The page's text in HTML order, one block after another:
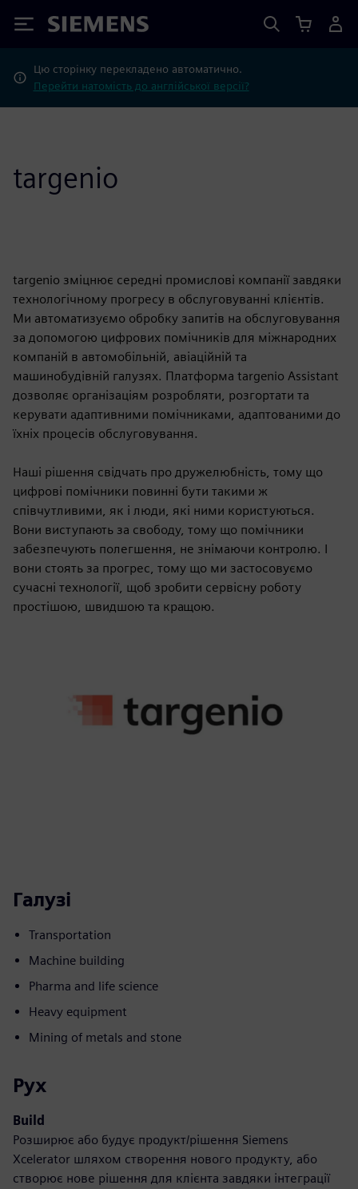
Siemens
Цю сторінку перекладено автоматично.
Перейти натомість до англійської версії?
targenio
targenio зміцнює середні промислові компанії завдяки
технологічному прогресу в обслуговуванні клієнтів.
Ми автоматизуємо обробку запитів на обслуговування
за допомогою цифрових помічників для міжнародних
компаній в автомобільній, авіаційній та
машинобудівній галузях. Платформа targenio Assistant
дозволяє організаціям розробляти, розгортати та
керувати адаптивними помічниками, адаптованими до
їхніх процесів обслуговування.
Наші рішення свідчать про дружелюбність, тому що
цифрові помічники повинні бути такими ж
співчутливими, як і люди, які ними користуються.
Вони виступають за свободу, тому що помічники
забезпечують полегшення, не знімаючи контролю. І
вони стоять за прогрес, тому що ми застосовуємо
сучасні технології, щоб зробити сервісну роботу
простішою, швидшою та кращою.
Галузі
Transportation
Machine building
Pharma and life science
Heavy equipment
Mining of metals and stone
Рух
Build
Розширює або будує продукт/рішення Siemens
Xcelerator шляхом створення нового продукту, або
створює нове рішення для клієнта завдяки інтеграції